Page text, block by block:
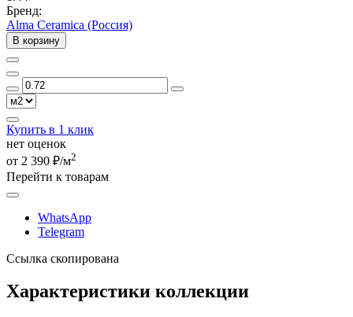
Бренд:
Alma Ceramica (Россия)
В корзину
Купить в 1 клик
нет оценок
от 2 390 ₽/м2
Перейти к товарам
WhatsApp
Telegram
Ссылка скопирована
Характеристики коллекции